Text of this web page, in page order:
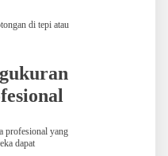
di tepi atau
profesional yang
dapat